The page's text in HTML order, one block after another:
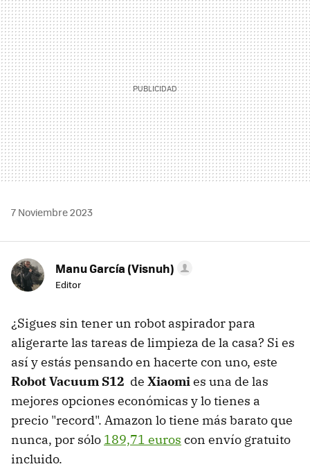
MAIL
7 Noviembre 2023
Manu García (Visnuh)
Editor
¿Sigues sin tener un robot aspirador para
aligerarte las tareas de limpieza de la casa? Si es
así y estás pensando en hacerte con uno, este
Robot Vacuum S12 de Xiaomies una de las
mejores opciones económicas y lo tienes a
precio "record". Amazon lo tiene más barato que
nunca, por sólo 189,71 euros con envío gratuito
incluido.